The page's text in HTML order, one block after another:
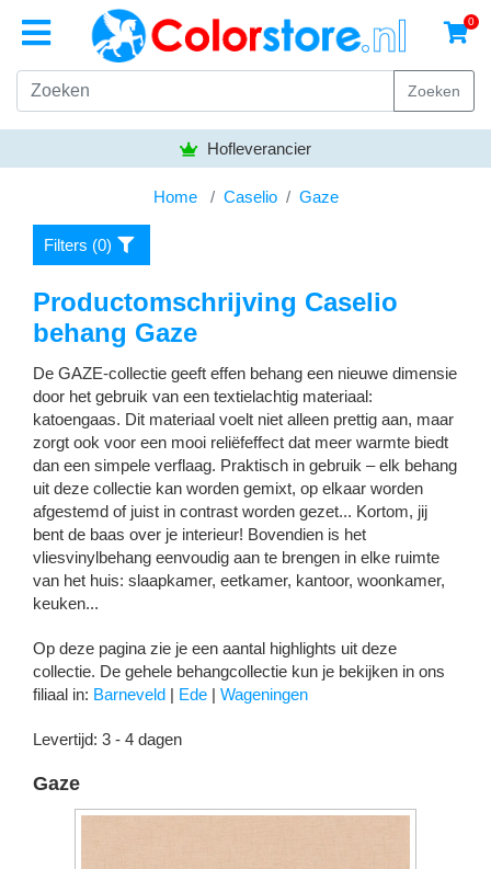
0
Zoeken
Hofleverancier
Home Caselio Gaze
Filters (0)
Productomschrijving Caselio
behang Gaze
De GAZE-collectie geeft effen behang een nieuwe dimensie
door het gebruik van een textielachtig materiaal:
katoengaas. Dit materiaal voelt niet alleen prettig aan, maar
zorgt ook voor een mooi reliëfeffect dat meer warmte biedt
dan een simpele verflaag. Praktisch in gebruik – elk behang
uit deze collectie kan worden gemixt, op elkaar worden
afgestemd of juist in contrast worden gezet... Kortom, jij
bent de baas over je interieur! Bovendien is het
vliesvinylbehang eenvoudig aan te brengen in elke ruimte
van het huis: slaapkamer, eetkamer, kantoor, woonkamer,
keuken...
Op deze pagina zie je een aantal highlights uit deze
collectie. De gehele behangcollectie kun je bekijken in ons
filiaal in: Barneveld | Ede | Wageningen
Levertijd: 3 - 4 dagen
Gaze